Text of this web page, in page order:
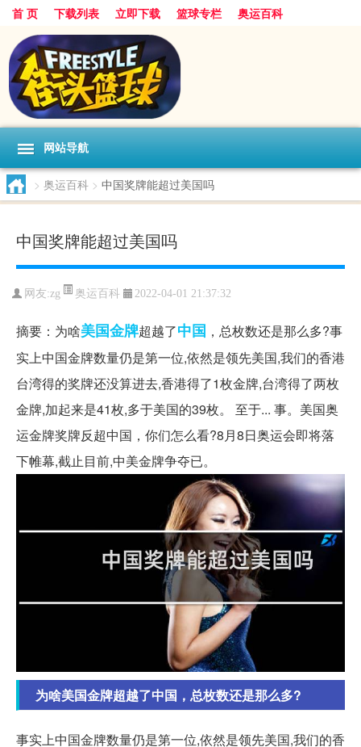
首 页 下载列表 立即下载 篮球专栏 奥运百科
网站导航
> 奥运百科 > 中国奖牌能超过美国吗
中国奖牌能超过美国吗
网友:zg 奥运百科 2022-04-01 21:37:32
摘要：为啥美国金牌超越了中国 ，总枚数还是那么多?事
实上中国金牌数量仍是第一位,依然是领先美国,我们的香港
台湾得的奖牌还没算进去,香港得了1枚金牌,台湾得了两枚
金牌,加起来是41枚,多于美国的39枚。 至于... 事。美国奥
运金牌奖牌反超中国，你们怎么看?8月8日奥运会即将落
下帷幕,截止目前,中美金牌争夺已。
为啥美国金牌超越了中国，总枚数还是那么多?
事实上中国金牌数量仍是第一位,依然是领先美国,我们的香